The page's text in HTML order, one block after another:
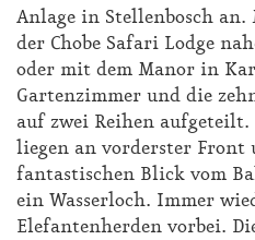
Anlage in Stellenbosch
der Chobe Safari Lodge
oder mit dem Manor in
Gartenzimmer und die
auf zwei Reihen
liegen an vorderster Front
fantastischen Blick vom
ein Wasserloch. Immer
Elefantenherden vorbei.